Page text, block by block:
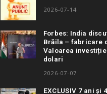
2026-07-14
Forbes: India
Brăila – fabricare
Valoarea
dolari
2026-07-07
EXCLUSIV 7 ani